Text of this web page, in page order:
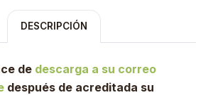
DESCRIPCIÓN
de descarga a su correo
después de acreditada su